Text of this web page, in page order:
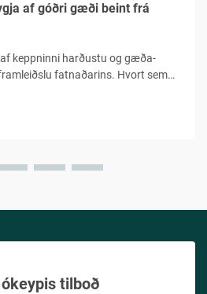
af góðri gæði beint frá
keppninni harðustu og gæða-
fatnaðarins. Hvort sem
undirlatsframleiðslu...
tilboð